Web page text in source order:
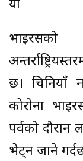
यो
भाइरसको
छ। चिनियाँ
कोरोना
पर्वको
भेट्न जाने